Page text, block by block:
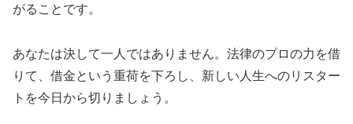
がることです。
あなたは決して一人ではありません。法律のプロの力を借
りて、借金という重荷を下ろし、新しい人生へのリスター
トを今日から切りましょう。